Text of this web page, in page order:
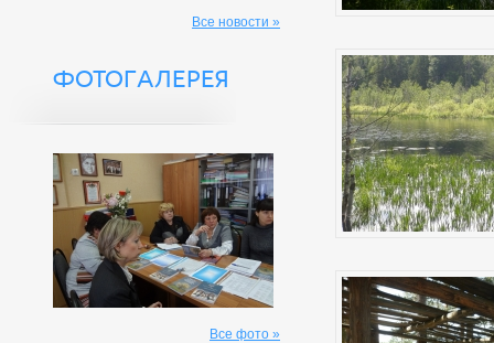
Все новости »
ФОТОГАЛЕРЕЯ
Все фото »